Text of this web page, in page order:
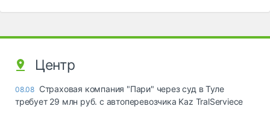
Центр
08.08 Страховая компания "Пари" через суд в Туле
требует 29 млн руб. с автоперевозчика Kaz TralServiece